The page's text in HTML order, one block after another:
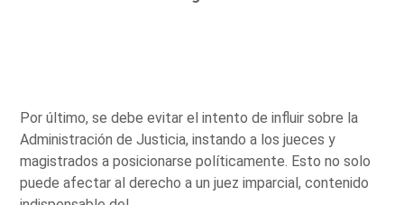
Por último, se debe evitar el intento de influir sobre la
Administración de Justicia, instando a los jueces y
magistrados a posicionarse políticamente. Esto no solo
puede afectar al derecho a un juez imparcial, contenido